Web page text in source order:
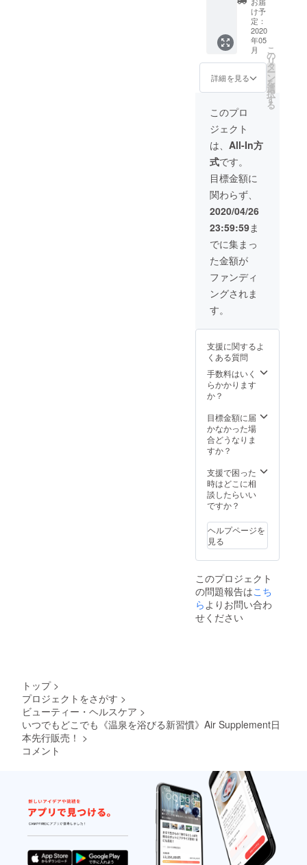
30,000
プリシ
ステム
を用い
た完全
会員制
のTOJI
SPA西
麻布
アム会
員の体
験チ
ケッ
ト。 隠
れ家サ
ロンに
て、エ
アサプ
リの真
髄を知
ること
ができ
ます。
【内
容】
TOJI
SPA 60
ショニ
マッ
サージ
60分
※ 完全
入会金
300,000
円、月
100,000
円と
なって
おりま
※ 住所
非公開
につき
購入者
追って
場所は
メール
にてご
連絡い
にてご
※ 有効
期限
２０２
０年７
月３１
日まで
け予
定：
2020
年05
月
詳細を見る
こ
の
リ
タ
ー
ン
を
選
択
す
る
このプロ
ジェクト
は、 All-In方
式です。
目標金額に
関わらず、
2020/04/26
23:59:59ま
でに集まっ
た金額が
ファンディ
ングされま
す。
支援に関するよ
くある質問
手数料はいく
らかかります
か？
目標金額に届
かなかった場
合どうなりま
すか？
支援で困った
時はどこに相
談したらいい
ですか？
ヘルプページを
見る
このプロジェクト
の問題報告はこち
らよりお問い合わ
せください
トップ >
プロジェクトをさがす >
ビューティー・ヘルスケア >
いつでもどこでも《温泉を浴びる新習慣》Air Supplement日
本先行販売！ >
コメント